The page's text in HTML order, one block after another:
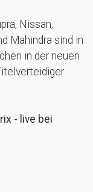
Nissan,
Mahindra sind in
in der neuen
- live bei